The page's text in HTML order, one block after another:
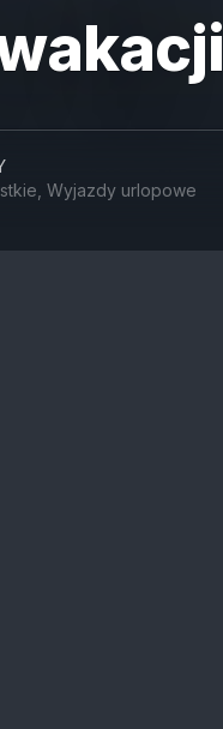
Wyjazdy urlopowe